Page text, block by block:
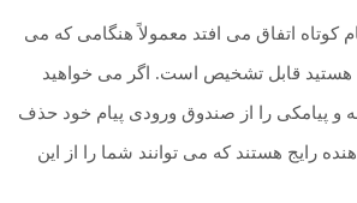
کوتاه اتفاق می افتد معمولاً هنگامی که می
هستید قابل تشخیص است. اگر می خواهید
و پیامکی را از صندوق ورودی پیام خود حذف
رایج هستند که می توانند شما را از این